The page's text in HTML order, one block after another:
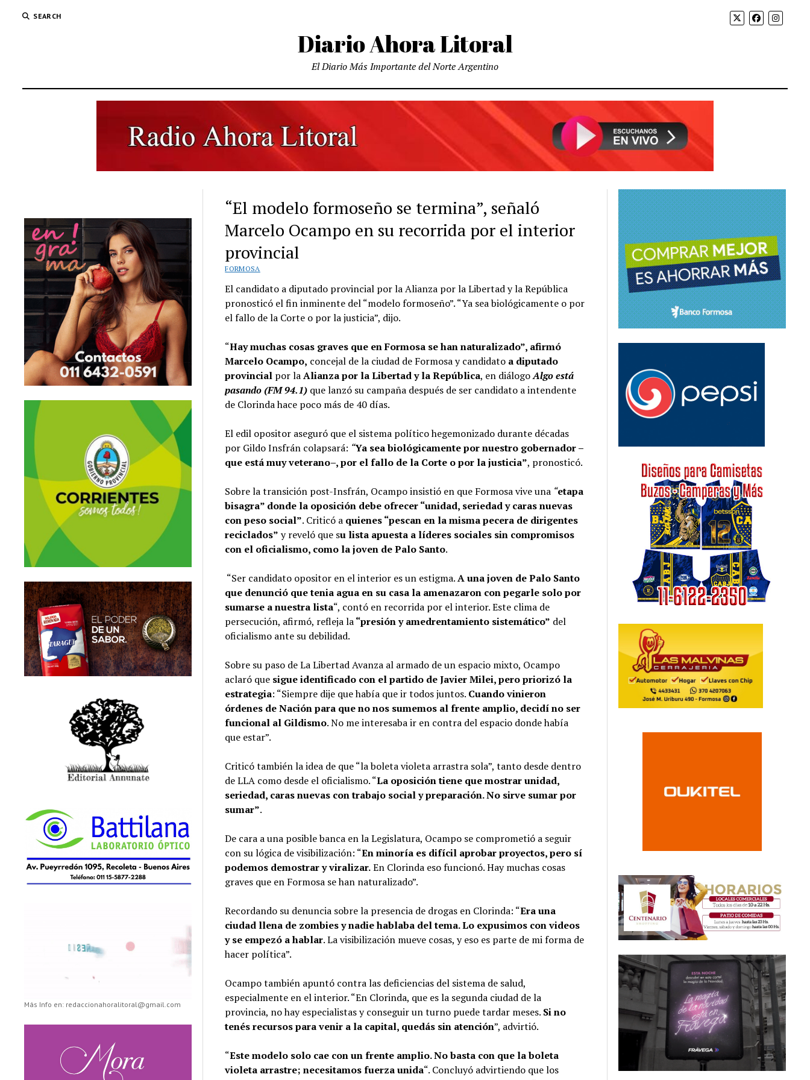
SEARCH
Diario Ahora Litoral
El Diario Más Importante del Norte Argentino
Más Info en: redaccionahoralitoral@gmail.com
“El modelo formoseño se termina”, señaló
Marcelo Ocampo en su recorrida por el interior
provincial
FORMOSA
El candidato a diputado provincial por la Alianza por la Libertad y la República
pronosticó el fin inminente del “modelo formoseño”. “Ya sea biológicamente o por
el fallo de la Corte o por la justicia”, dijo.
“Hay muchas cosas graves que en Formosa se han naturalizado”, afirmó
Marcelo Ocampo, concejal de la ciudad de Formosa y candidato a diputado
provincial por laAlianza por la Libertad y la República, en diálogoAlgo está
pasando (FM 94.1) que lanzó su campaña después de ser candidato a intendente
de Clorinda hace poco más de 40 días.
El edil opositor aseguró que el sistema político hegemonizado durante décadas
por Gildo Insfrán colapsará: “Ya sea biológicamente por nuestro gobernador –
que está muy veterano–, por el fallo de la Corte o por la justicia”, pronosticó.
Sobre la transición post-Insfrán, Ocampo insistió en que Formosa vive una “etapa
bisagra” donde la oposición debe ofrecer “unidad, seriedad y caras nuevas
con peso social”. Criticó a quienes “pescan en la misma pecera de dirigentes
reciclados” y reveló que su lista apuesta a líderes sociales sin compromisos
con el oficialismo, como la joven de Palo Santo.
“Ser candidato opositor en el interior es un estigma.A una joven de Palo Santo
que denunció que tenia agua en su casa la amenazaron con pegarle solo por
sumarse a nuestra lista“, contó en recorrida por el interior. Este clima de
persecución, afirmó, refleja la“presión y amedrentamiento sistemático” del
oficialismo ante su debilidad.
Sobre su paso de La Libertad Avanza al armado de un espacio mixto, Ocampo
aclaró que sigue identificado con el partido de Javier Milei, pero priorizó la
estrategia: “Siempre dije que había que ir todos juntos. Cuando vinieron
órdenes de Nación para que no nos sumemos al frente amplio, decidí no ser
funcional al Gildismo. No me interesaba ir en contra del espacio donde había
que estar”.
Criticó también la idea de que “la boleta violeta arrastra sola”, tanto desde dentro
de LLA como desde el oficialismo. “La oposición tiene que mostrar unidad,
seriedad, caras nuevas con trabajo social y preparación. No sirve sumar por
sumar”.
De cara a una posible banca en la Legislatura, Ocampo se comprometió a seguir
con su lógica de visibilización: “En minoría es difícil aprobar proyectos, pero sí
podemos demostrar y viralizar.En Clorinda eso funcionó. Hay muchas cosas
graves que en Formosa se han naturalizado”.
Recordando su denuncia sobre la presencia de drogas en Clorinda: “Era una
ciudad llena de zombies y nadie hablaba del tema. Lo expusimos con videos
y se empezó a hablar. La visibilización mueve cosas, y eso es parte de mi forma de
hacer política”.
Ocampo también apuntó contra las deficiencias del sistema de salud,
especialmente en el interior. “En Clorinda, que es la segunda ciudad de la
provincia, no hay especialistas y conseguir un turno puede tardar meses. Si no
tenés recursos para venir a la capital, quedás sin atención”, advirtió.
“Este modelo solo cae con un frente amplio. No basta con que la boleta
violeta arrastre; necesitamos fuerza unida“. Concluyó advirtiendo que los